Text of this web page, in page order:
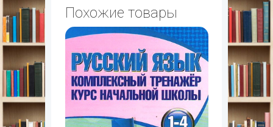
Похожие товары